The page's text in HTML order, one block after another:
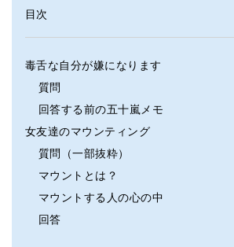
目次
毒舌な自分が嫌になります
質問
回答する前の五十嵐メモ
女友達のマウンティング
質問（一部抜粋）
マウントとは？
マウントする人の心の中
回答